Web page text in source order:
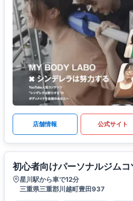
店舗情報 公式サイト
初心者向けパーソナルジムコ
星川駅から車で12分
三重県三重郡川越町豊田937